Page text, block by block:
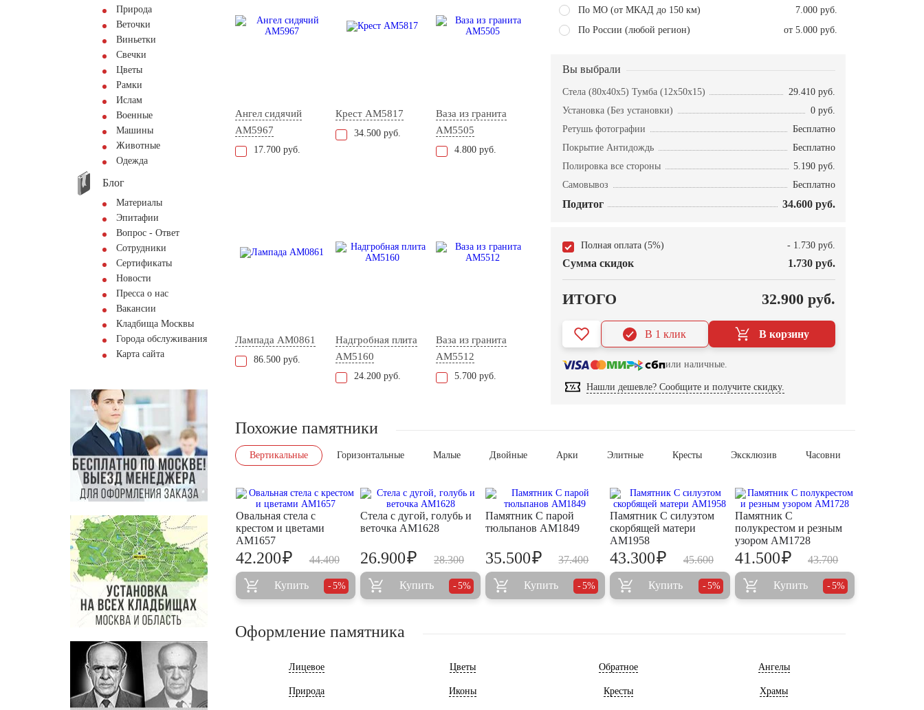
Природа
Веточки
Виньетки
Свечки
Цветы
Рамки
Ислам
Военные
Машины
Животные
Одежда
Блог
Материалы
Эпитафии
Вопрос - Ответ
Сотрудники
Сертификаты
Новости
Пресса о нас
Вакансии
Кладбища Москвы
Города обслуживания
Карта сайта
Ангел сидячий
AM5967
17.700 руб.
Крест AM5817
34.500 руб.
Ваза из гранита
AM5505
4.800 руб.
Лампада AM0861
86.500 руб.
Надгробная плита
AM5160
24.200 руб.
Ваза из гранита
AM5512
5.700 руб.
По МО (от МКАД до 150 км)
7.000 руб.
По России (любой регион)
от 5.000 руб.
Вы выбрали
Стела (80x40x5) Тумба (12x50x15)
29.410 руб.
Установка (Без установки)
0 руб.
Ретушь фотографии
Бесплатно
Покрытие Антидождь
Бесплатно
Полировка все стороны
5.190 руб.
Самовывоз
Бесплатно
Подитог 34.600 руб.
Полная оплата (5%) - 1.730 руб.
Сумма скидок 1.730 руб.
ИТОГО 32.900 руб.
В корзину
В 1 клик
или наличные.
Нашли дешевле? Сообщите и получите скидку.
Похожие памятники
Вертикальные Горизонтальные Малые Двойные Арки Элитные Кресты Эксклюзив Часовни
Овальная стела с
крестом и цветами
AM1657
44.400
42.200₽
Купить 5%
Стела с дугой, голубь и
веточка AM1628
28.300
26.900₽
Купить 5%
Памятник С парой
тюльпанов AM1849
37.400
35.500₽
Купить 5%
Памятник С силуэтом
скорбящей матери
AM1958
45.600
43.300₽
Купить 5%
Памятник С
полукрестом и резным
узором AM1728
43.700
41.500₽
Купить 5%
Оформление памятника
Лицевое Цветы Обратное Ангелы
Природа Иконы Кресты Храмы